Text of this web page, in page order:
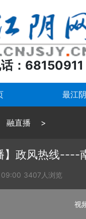
：68150911
最江阴
融直播 >
】政风热线----
09:00 3407人浏览
视